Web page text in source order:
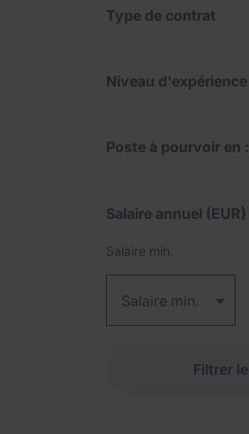
Type de contrat
Niveau d'expérience
Poste à pourvoir en :
Salaire annuel (EUR)
Salaire min.